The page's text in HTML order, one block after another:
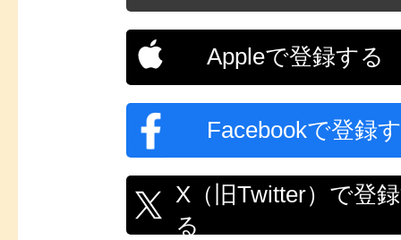
Appleで登録する
Facebookで登録
X（旧Twitter）で登
る